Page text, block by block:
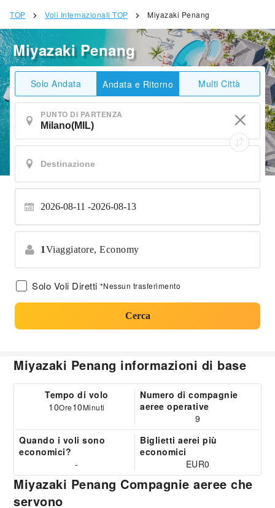
TOP Voli Internazionali TOP Miyazaki Penang
Miyazaki Penang
Solo Andata Andata e Ritorno Multi Città
PUNTO DI PARTENZA
2026-08-11 2026-08-13
1Viaggiatore, Economy
Solo Voli Diretti *Nessun trasferimento
Cerca
Miyazaki Penang informazioni di base
Tempo di volo
10Ore10Minuti
Numero di compagnie
aeree operative
9
Quando i voli sono
economici?
-
Biglietti aerei più
economici
EUR0
Miyazaki Penang Compagnie aeree che
servono